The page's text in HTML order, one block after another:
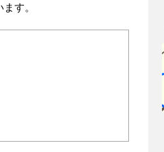
す。